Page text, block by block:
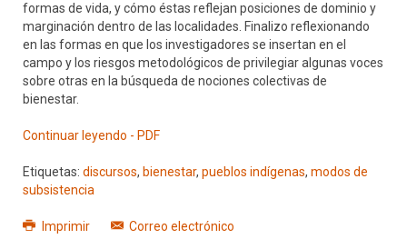
formas de vida, y cómo éstas reflejan posiciones de dominio y
marginación dentro de las localidades. Finalizo reflexionando
en las formas en que los investigadores se insertan en el
campo y los riesgos metodológicos de privilegiar algunas voces
sobre otras en la búsqueda de nociones colectivas de
bienestar.
Continuar leyendo - PDF
Etiquetas: discursos, bienestar, pueblos indígenas, modos de
subsistencia
Imprimir Correo electrónico